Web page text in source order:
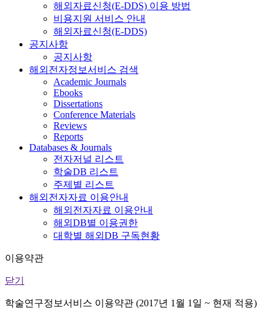
해외자료신청(E-DDS) 이용 방법
비용지원 서비스 안내
해외자료신청(E-DDS)
공지사항
공지사항
해외전자정보서비스 검색
Academic Journals
Ebooks
Dissertations
Conference Materials
Reviews
Reports
Databases & Journals
전자저널 리스트
학술DB 리스트
주제별 리스트
해외전자자료 이용안내
해외전자자료 이용안내
해외DB별 이용권한
대학별 해외DB 구독현황
이용약관
닫기
학술연구정보서비스 이용약관 (2017년 1월 1일 ~ 현재 적용)